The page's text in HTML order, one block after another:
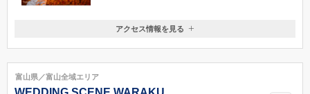
富山県富山市小泉町44
076-482-5056
アクセス情報を見る
富山県／富山全域エリア